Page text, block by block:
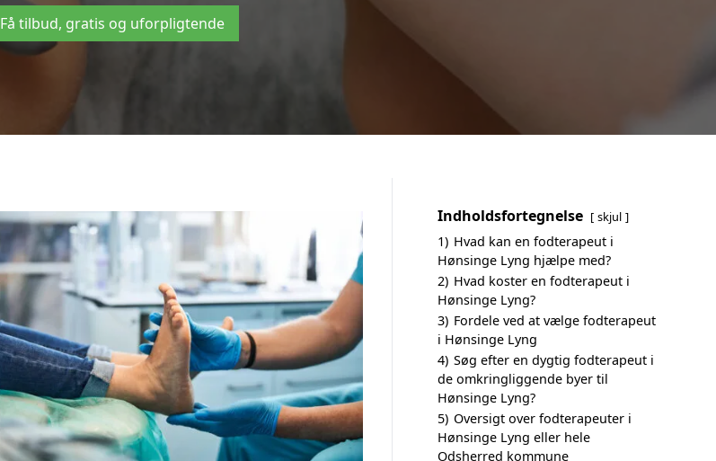
Få tilbud, gratis og uforpligtende
Indholdsfortegnelse skjul
1) Hvad kan en fodterapeut i
Hønsinge Lyng hjælpe med?
2) Hvad koster en fodterapeut i
Hønsinge Lyng?
3) Fordele ved at vælge fodterapeut
i Hønsinge Lyng
4) Søg efter en dygtig fodterapeut i
de omkringliggende byer til
Hønsinge Lyng?
5) Oversigt over fodterapeuter i
Hønsinge Lyng eller hele
Odsherred kommune